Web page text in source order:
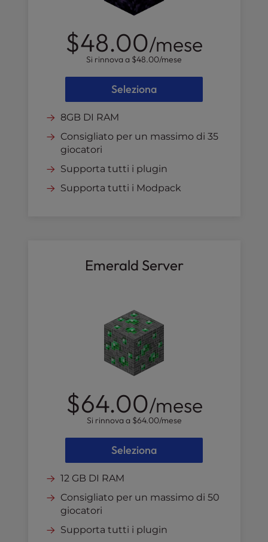
$48.00/mese
Si rinnova a $48.00/mese
Seleziona
8GB DI RAM
Consigliato per un massimo di 35
giocatori
Supporta tutti i plugin
Supporta tutti i Modpack
Emerald Server
$64.00/mese
Si rinnova a $64.00/mese
Seleziona
12 GB DI RAM
Consigliato per un massimo di 50
giocatori
Supporta tutti i plugin